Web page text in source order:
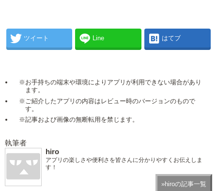
ツイート Line はてブ
※お手持ちの端末や環境によりアプリが利用できない場合があり
ます。
※ご紹介したアプリの内容はレビュー時のバージョンのもので
す。
※記事および画像の無断転用を禁じます。
執筆者
hiro
アプリの楽しさや便利さを皆さんに分かりやすくお伝えしま
す！
»hiroの記事一覧